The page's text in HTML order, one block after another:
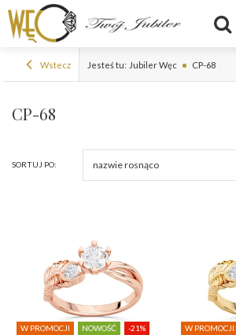
Wstecz Jesteś tu: Jubiler Węc CP-68
CP-68
SORTUJ PO: nazwie rosnąco
W PROMOCJI NOWOŚĆ -21% W PROMOCJI